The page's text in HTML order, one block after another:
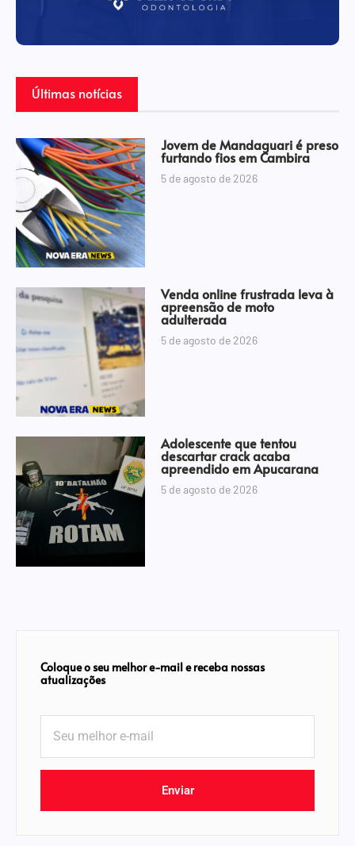
Últimas notícias
Jovem de Mandaguari é preso
furtando fios em Cambira
5 de agosto de 2026
Venda online frustrada leva à
apreensão de moto
adulterada
5 de agosto de 2026
Adolescente que tentou
descartar crack acaba
apreendido em Apucarana
5 de agosto de 2026
Coloque o seu melhor e-mail e receba nossas
atualizações
Enviar